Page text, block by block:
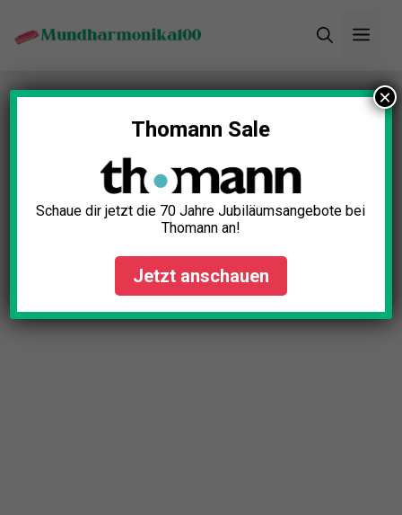
Inhalt
Startseite»Blog»Mundharmonika Material: Holz,
Kunststoff oder Metall?Thomann Sale
Schaue dir jetzt die 70 Jahre Jubiläumsangebote bei
Thomann an!
Jetzt anschauen
×